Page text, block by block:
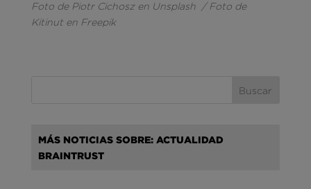
Foto de Piotr Cichosz en Unsplash / Foto de
Kitinut en Freepik
MÁS NOTICIAS SOBRE: ACTUALIDAD
BRAINTRUST